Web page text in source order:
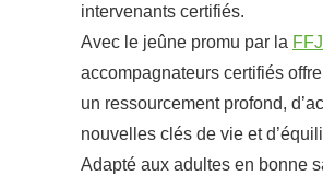
intervenants certifiés.
Avec le jeûne promu par la
accompagnateurs certifiés
un ressourcement profond,
nouvelles clés de vie et
Adapté aux adultes en bonne